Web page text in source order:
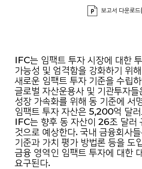
보고서 다운로
IFC는 임팩트 투자 시장에 대한
가능성 및 엄격함을 강화하기 위
새로운 임팩트 투자 기준을 수립
글로벌 자산운용사 및 기관투자
성장 가속화를 위해 동 기준에 서
임팩트 투자 자산은 5,200억 달
IFC는 향후 동 자산이 26조 달러
것으로 예상한다. 국내 금융회사
기준과 가치 평가 방법론 등을 도
금융 영역인 임팩트 투자에 대한
요구된다.